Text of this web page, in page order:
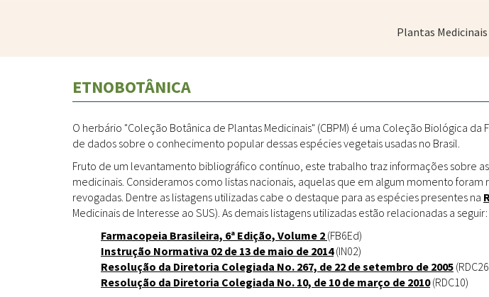
pressione
Enter
Plantas Medicinais
ETNOBOTÂNICA
O herbário "Coleção Botânica de Plantas Medicinais" (CBPM) é uma Coleção Biológica
de dados sobre o conhecimento popular dessas espécies vegetais usadas no Brasil.
Fruto de um levantamento bibliográfico contínuo, este trabalho traz informações sobre
medicinais. Consideramos como listas nacionais, aquelas que em algum momento
revogadas. Dentre as listagens utilizadas cabe o destaque para as espécies presentes na
Medicinais de Interesse ao SUS). As demais listagens utilizadas estão relacionadas a seguir:
Farmacopeia Brasileira, 6ª Edição, Volume 2 (FB6Ed)
Instrução Normativa 02 de 13 de maio de 2014(IN02)
Resolução da Diretoria Colegiada No. 267, de 22 de setembro de 2005
Resolução da Diretoria Colegiada No. 10, de 10 de março de 2010(RDC10)